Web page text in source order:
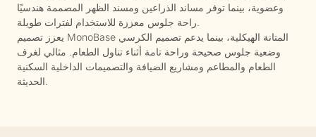
وعضوية، بينما توفر مساند الذراعين ومسند الظهر المصممة هندسيًا
راحة جلوس معززة للاستخدام لفترات طويلة.
يعزز تصميم MonoBase المتانة الهيكلية، بينما يدعم تصميم الكرسي
وضعية جلوس صحيحة وراحة تامة أثناء تناول الطعام. مثالي لغرف
الطعام والمطاعم ومشاريع الضيافة والتصميمات الداخلية السكنية
الحديثة.